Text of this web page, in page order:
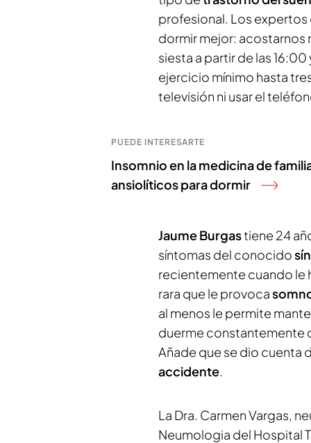
profesional. Los expertos
dormir mejor: acostarnos
siesta a partir de las
ejercicio mínimo hasta
televisión ni usar el
PUEDE INTERESARTE
Insomnio en la medicina de
ansiolíticos para dormir
Jaume Burgastiene 24
síntomas del conocido
recientemente cuando le
rara que le provoca
al menos le permite
duerme constantemente
Añade que se dio cuenta
accidente.
La Dra. Carmen Vargas,
Neumologia del Hospital